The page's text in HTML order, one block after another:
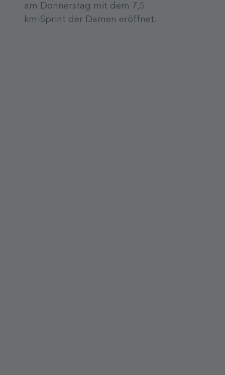
am Donnerstag mit dem 7,5
km-Sprint der Damen eröffnet.